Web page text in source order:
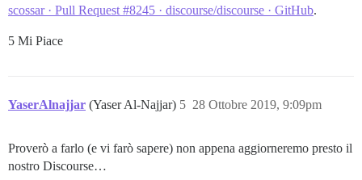
scossar · Pull Request #8245 · discourse/discourse · GitHub.
5 Mi Piace
YaserAlnajjar (Yaser Al-Najjar) 28 Ottobre 2019, 9:09pm
5
Proverò a farlo (e vi farò sapere) non appena aggiorneremo presto il
nostro Discourse…